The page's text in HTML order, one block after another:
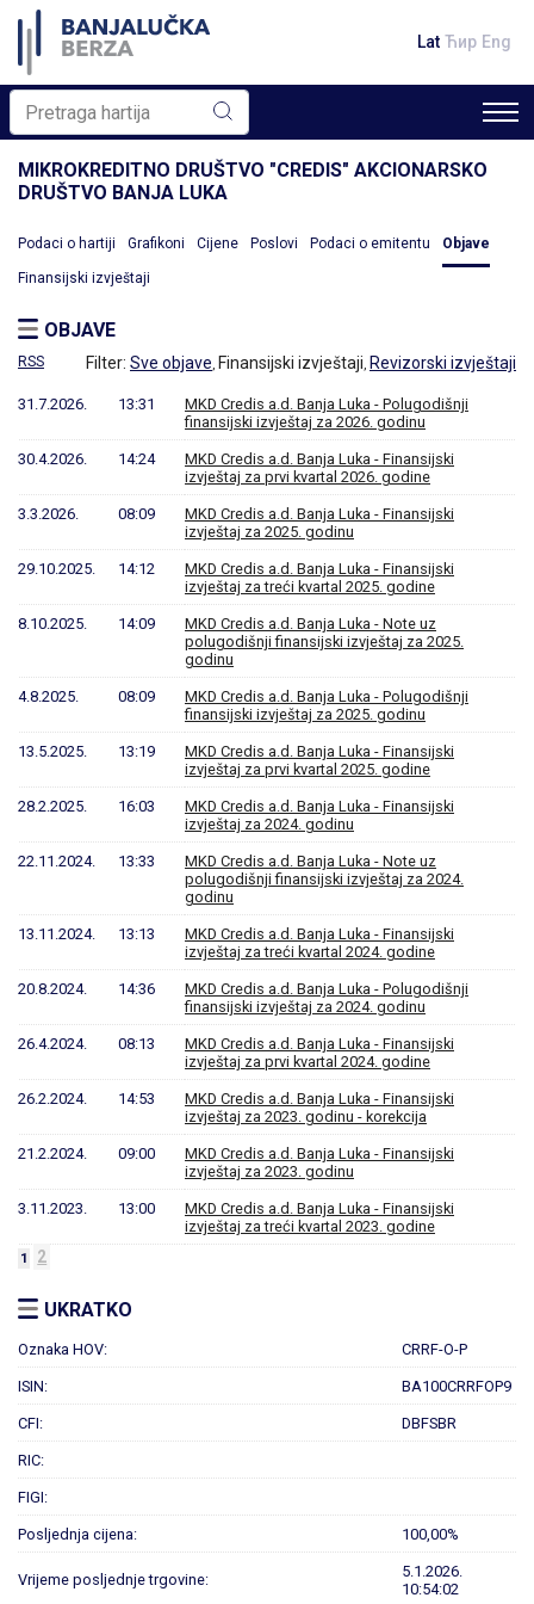
Lat Ћир Eng
MIKROKREDITNO DRUŠTVO "CREDIS" AKCIONARSKO
DRUŠTVO BANJA LUKA
Podaci o hartiji Grafikoni Cijene Poslovi Podaci o emitentu Objave
Finansijski izvještaji
OBJAVE
RSS Filter: Sve objave, Finansijski izvještaji, Revizorski izvještaji
31.7.2026. 13:31
MKD Credis a.d. Banja Luka - Polugodišnji
finansijski izvještaj za 2026. godinu
30.4.2026. 14:24
MKD Credis a.d. Banja Luka - Finansijski
izvještaj za prvi kvartal 2026. godine
3.3.2026. 08:09
MKD Credis a.d. Banja Luka - Finansijski
izvještaj za 2025. godinu
29.10.2025. 14:12
MKD Credis a.d. Banja Luka - Finansijski
izvještaj za treći kvartal 2025. godine
8.10.2025. 14:09
MKD Credis a.d. Banja Luka - Note uz
polugodišnji finansijski izvještaj za 2025.
godinu
4.8.2025. 08:09
MKD Credis a.d. Banja Luka - Polugodišnji
finansijski izvještaj za 2025. godinu
13.5.2025. 13:19
MKD Credis a.d. Banja Luka - Finansijski
izvještaj za prvi kvartal 2025. godine
28.2.2025. 16:03
MKD Credis a.d. Banja Luka - Finansijski
izvještaj za 2024. godinu
22.11.2024. 13:33
MKD Credis a.d. Banja Luka - Note uz
polugodišnji finansijski izvještaj za 2024.
godinu
13.11.2024. 13:13
MKD Credis a.d. Banja Luka - Finansijski
izvještaj za treći kvartal 2024. godine
20.8.2024. 14:36
MKD Credis a.d. Banja Luka - Polugodišnji
finansijski izvještaj za 2024. godinu
26.4.2024. 08:13
MKD Credis a.d. Banja Luka - Finansijski
izvještaj za prvi kvartal 2024. godine
26.2.2024. 14:53
MKD Credis a.d. Banja Luka - Finansijski
izvještaj za 2023. godinu - korekcija
21.2.2024. 09:00
MKD Credis a.d. Banja Luka - Finansijski
izvještaj za 2023. godinu
3.11.2023. 13:00
MKD Credis a.d. Banja Luka - Finansijski
izvještaj za treći kvartal 2023. godine
1 2
UKRATKO
Oznaka HOV: CRRF-O-P
ISIN: BA100CRRFOP9
CFI: DBFSBR
RIC:
FIGI:
Posljednja cijena: 100,00%
Vrijeme posljednje trgovine:
5.1.2026.
10:54:02